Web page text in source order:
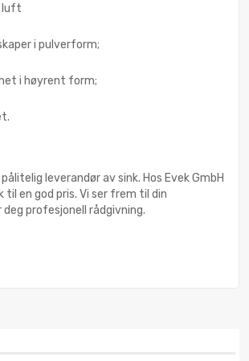
luft
i pulverform;
i høyrent form;
leverandør av sink. Hos Evek GmbH
til en god pris. Vi ser frem til din
deg profesjonell rådgivning.